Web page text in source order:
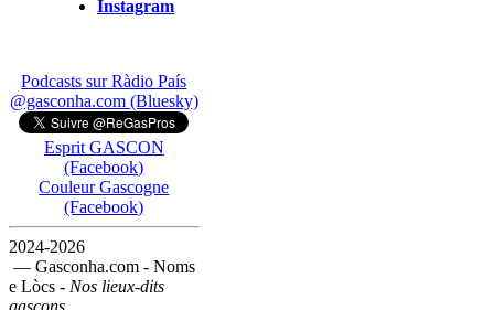
Instagram
Podcasts sur Ràdio País
@gasconha.com (Bluesky)
Esprit GASCON
(Facebook)
Couleur Gascogne
(Facebook)
2024-2026
— Gasconha.com - Noms
e Lòcs - Nos lieux-dits
gascons